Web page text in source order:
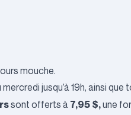
mouche.
jusqu’à 19h, ainsi que
sont offerts à 7,95 $,une